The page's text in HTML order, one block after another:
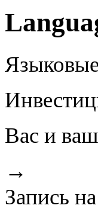
Вас и
→
Запись